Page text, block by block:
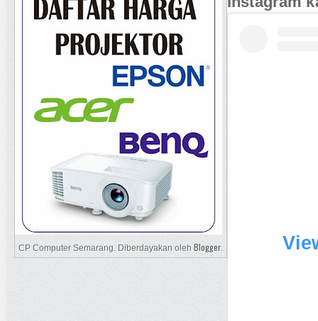
CP Computer Semarang. Diberdayakan oleh Blogger.